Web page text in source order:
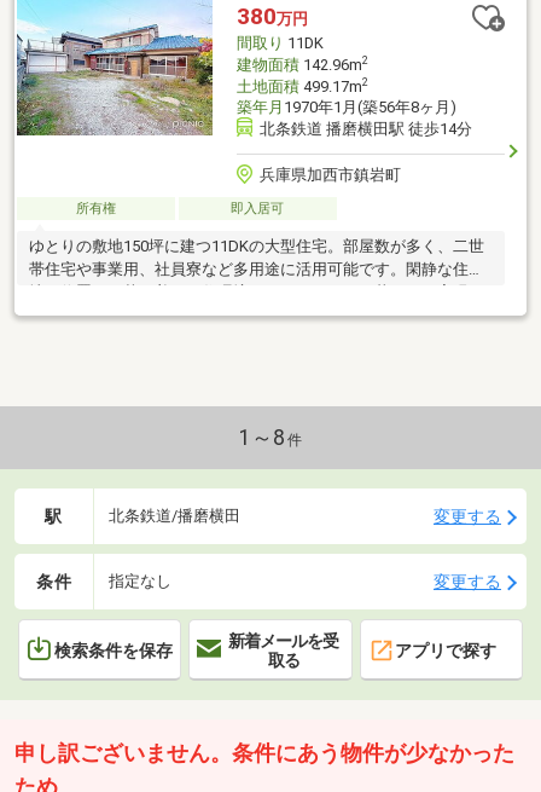
380万円
間取り 11DK
建物面積142.96m2
土地面積499.17m2
築年月 1970年1月(築56年8ヶ月)
北条鉄道 播磨横田駅 徒歩14分
兵庫県加西市鎮岩町
所有権 即入居可
ゆとりの敷地150坪に建つ11DKの大型住宅。部屋数が多く、二世
帯住宅や事業用、社員寮など多用途に活用可能です。閑静な住宅
きます。
1～8 件
駅 北条鉄道/播磨横田 変更する
条件 指定なし 変更する
検索条件を保存
新着メールを受
取る
アプリで探す
申し訳ございません。条件にあう物件が少なかった
ため